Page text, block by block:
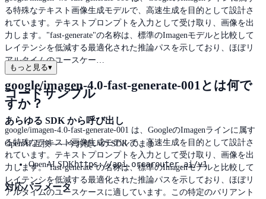
る特殊なテキスト画像生成モデルで、高速生成を目的として設計さ
れています。テキストプロンプトを入力として受け取り、画像を出
力します。"fast-generate"の名称は、標準のImagenモデルと比較して
レイテンシを低減する最適化された推論パスを示しており、ほぼリ
アルタイムのユースケー…
google/imagen-4.0-fast-generate-001とは何で
すか？
google/imagen-4.0-fast-generate-001 は、GoogleのImagenラインに属す
る特殊なテキスト画像生成モデルで、高速生成を目的として設計さ
れています。テキストプロンプトを入力として受け取り、画像を出
力します。"fast-generate"の名称は、標準のImagenモデルと比較して
レイテンシを低減する最適化された推論パスを示しており、ほぼリ
アルタイムのユースケースに適しています。この特定のバリアント
もっと見る▾
コードサンプル
あらゆる SDK から呼び出し
OpenAI 互換——今お使いの SDK のまま
OpenAI SDKhttps://api.orcarouter.ai/v1
対応パラメータ